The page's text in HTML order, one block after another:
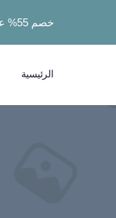
الرئيسية
خصم 55% على كل دوراتنا بمناسبة إفتتاح المنصة